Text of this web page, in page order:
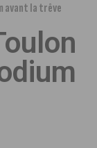
avant la trêve